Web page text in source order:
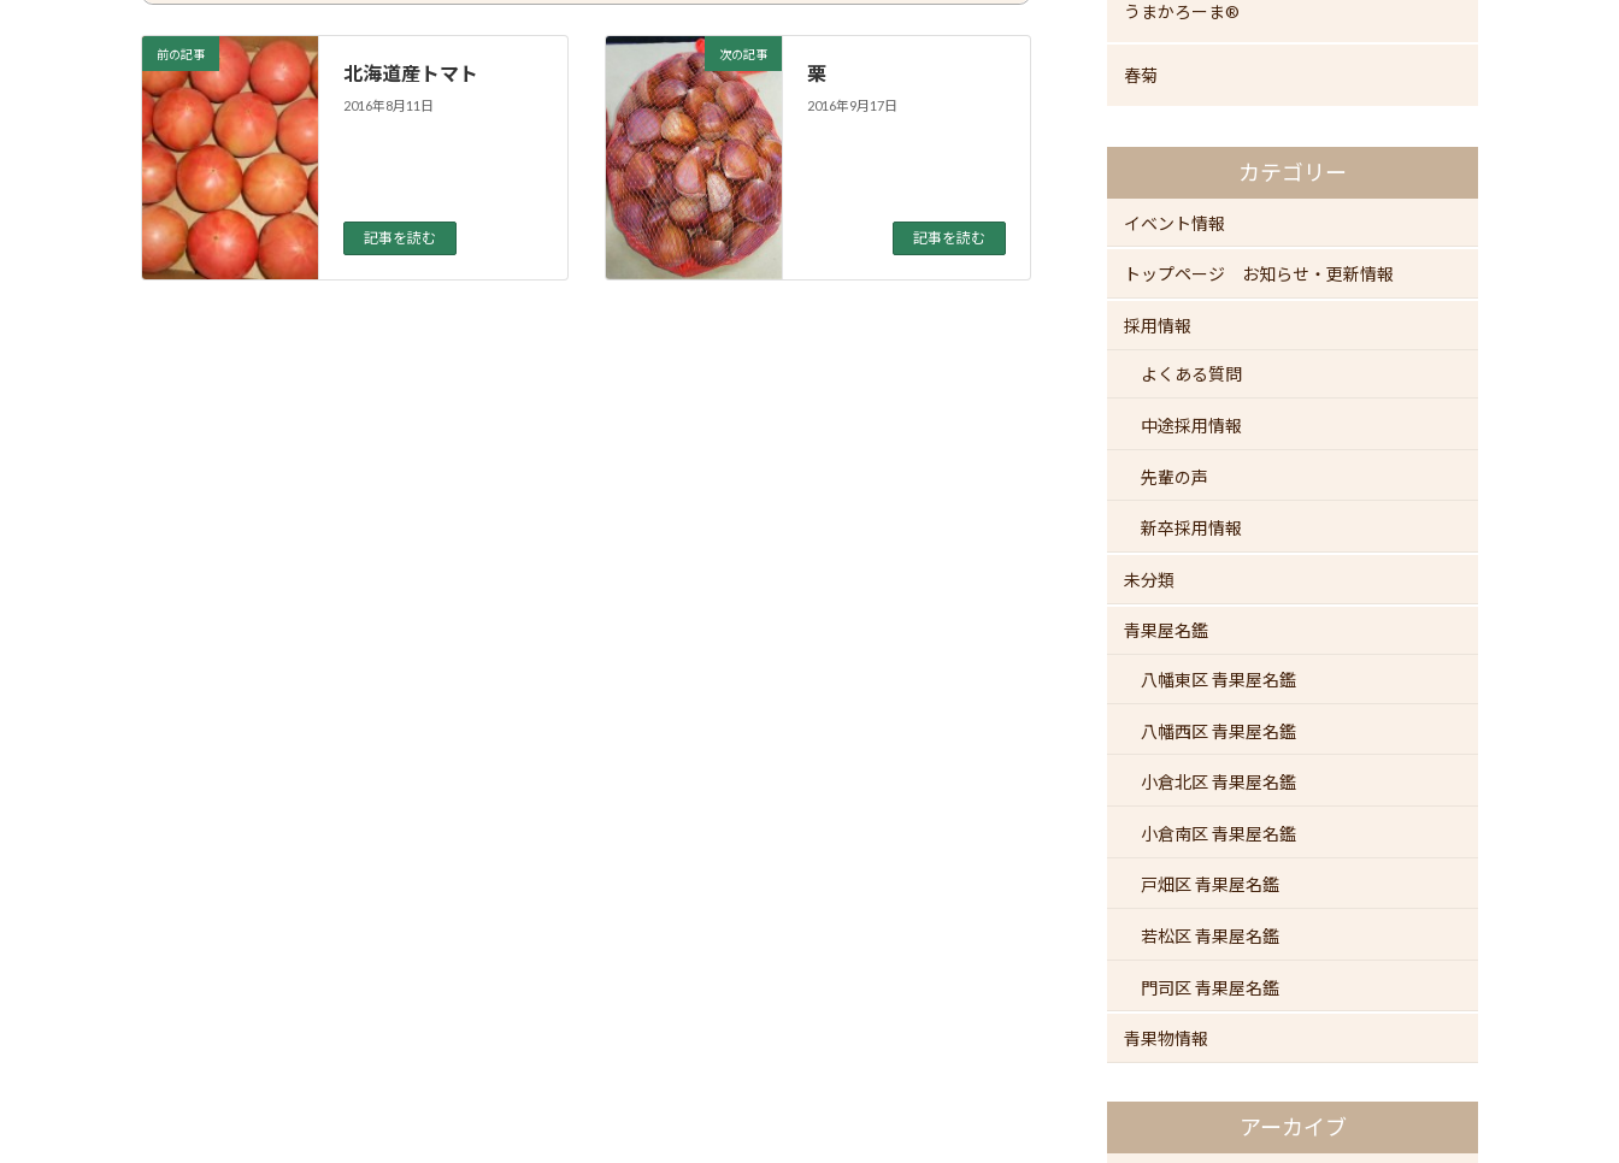
前の記事
北海道産トマト
2016年8月11日
記事を読む
次の記事
栗
2016年9月17日
記事を読む
うまかろーま®
春菊
カテゴリー
イベント情報
トップページ お知らせ・更新情報
採用情報
よくある質問
中途採用情報
先輩の声
新卒採用情報
未分類
青果屋名鑑
八幡東区 青果屋名鑑
八幡西区 青果屋名鑑
小倉北区 青果屋名鑑
小倉南区 青果屋名鑑
戸畑区 青果屋名鑑
若松区 青果屋名鑑
門司区 青果屋名鑑
青果物情報
アーカイブ